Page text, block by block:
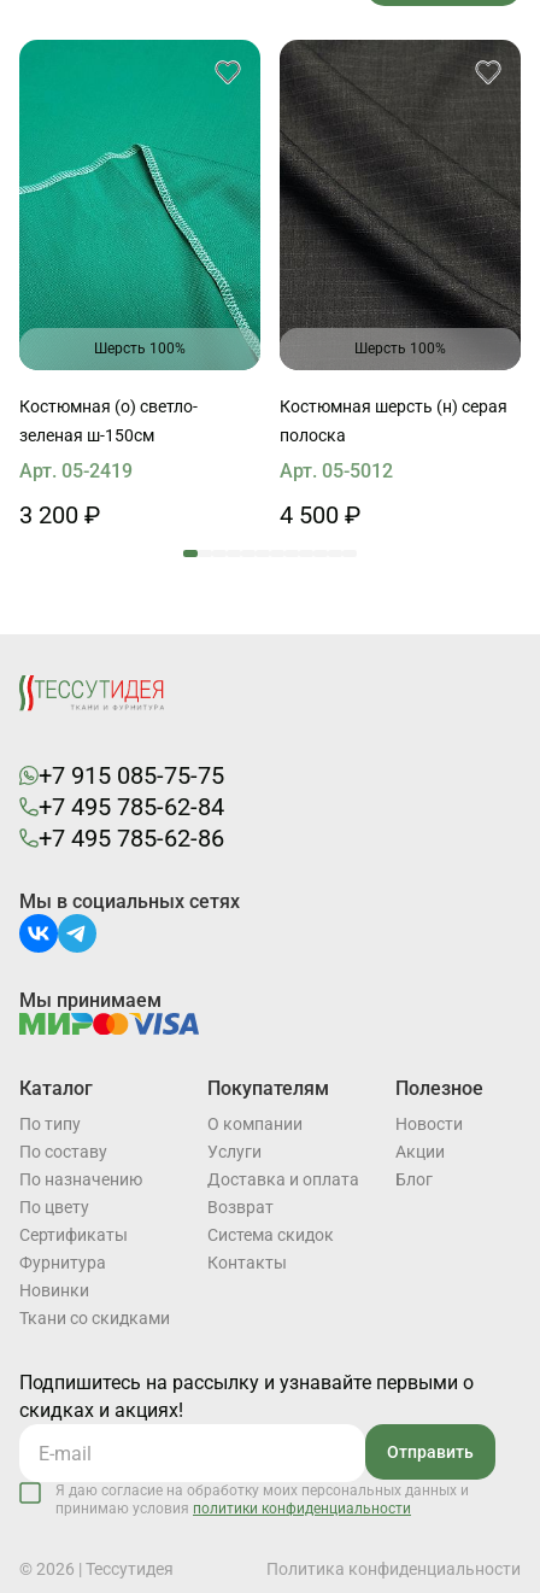
Шерсть 100%
Костюмная (о) светло-
зеленая ш-150см
Арт. 05-2419
3 200 ₽
Шерсть 100%
Костюмная шерсть (н) серая
полоска
Арт. 05-5012
4 500 ₽
+7 915 085-75-75
+7 495 785-62-84
+7 495 785-62-86
Каталог
По типу
По составу
По назначению
По цвету
Cертификаты
Фурнитура
Новинки
Ткани со скидками
Покупателям
О компании
Услуги
Доставка и оплата
Возврат
Система скидок
Контакты
Полезное
Новости
Акции
Блог
Подпишитесь на рассылку и узнавайте первыми о
скидках и акциях!
Отправить
Я даю согласие на обработку моих персональных данных и
принимаю условия политики конфиденциальности
Мы в социальных сетях
Мы принимаем
© 2026 | Тессутидея Политика конфиденциальности